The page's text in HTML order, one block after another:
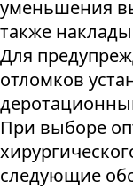
уменьшения
также
Для
отломков
При выборе
следующие